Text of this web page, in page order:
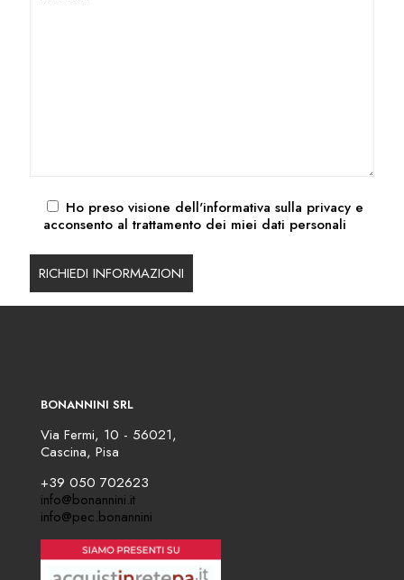
Ho preso visione dell'informativa sulla privacy e
acconsento al trattamento dei miei dati personali
BONANNINI SRL
Via Fermi, 10 - 56021,
Cascina, Pisa
+39 050 702623
info@bonannini.it
info@pec.bonannini